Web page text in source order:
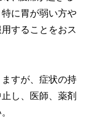
に胃が弱い方や
することをおス
すが、症状の持
し、医師、薬剤